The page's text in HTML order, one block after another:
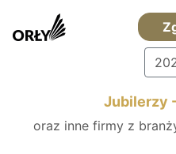
Jubilerzy
oraz inne firmy z